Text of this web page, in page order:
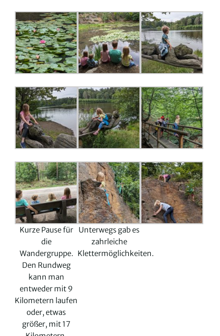
Kurze Pause für
die
Wandergruppe.
Den Rundweg
kann man
entweder mit 9
Kilometern laufen
oder, etwas
größer, mit 17
Unterwegs gab es
zahrleiche
Klettermöglichkeiten.